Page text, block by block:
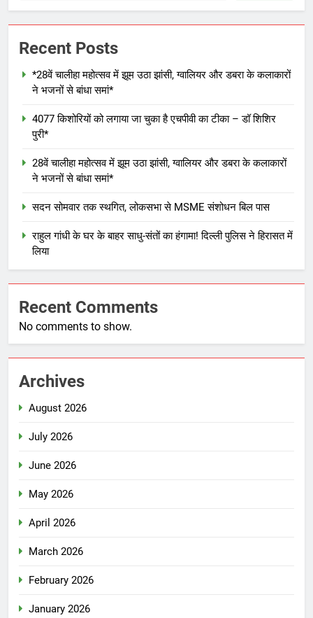
Recent Posts
*28वें चालीहा महोत्सव में झूम उठा झांसी, ग्वालियर और डबरा के कलाकारों
ने भजनों से बांधा समां*
4077 किशोरियों को लगाया जा चुका है एचपीवी का टीका – डॉ शिशिर
पुरी*
28वें चालीहा महोत्सव में झूम उठा झांसी, ग्वालियर और डबरा के कलाकारों
ने भजनों से बांधा समां*
सदन सोमवार तक स्थगित, लोकसभा से MSME संशोधन बिल पास
राहुल गांधी के घर के बाहर साधु-संतों का हंगामा! दिल्ली पुलिस ने हिरासत में
लिया
Recent Comments
No comments to show.
Archives
August 2026
July 2026
June 2026
May 2026
April 2026
March 2026
February 2026
January 2026